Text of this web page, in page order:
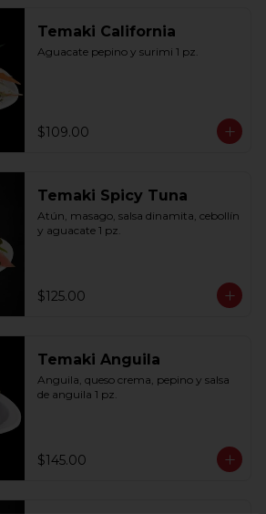
Temaki California
Aguacate pepino y surimi 1 pz.
$109.00
Temaki Spicy Tuna
Atún, masago, salsa dinamita, cebollín
y aguacate 1 pz.
$125.00
Temaki Anguila
Anguila, queso crema, pepino y salsa
de anguila 1 pz.
$145.00